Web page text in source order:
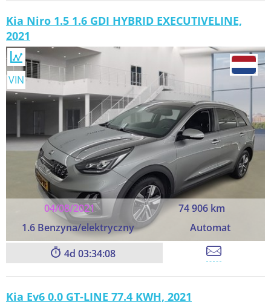
Kia Niro 1.5 1.6 GDI HYBRID EXECUTIVELINE,
2021
04/08/2021
74 906 km
1.6 Benzyna/elektryczny
Automat
VIN
4 03:34:06
Kia Ev6 0.0 GT-LINE 77.4 KWH, 2021